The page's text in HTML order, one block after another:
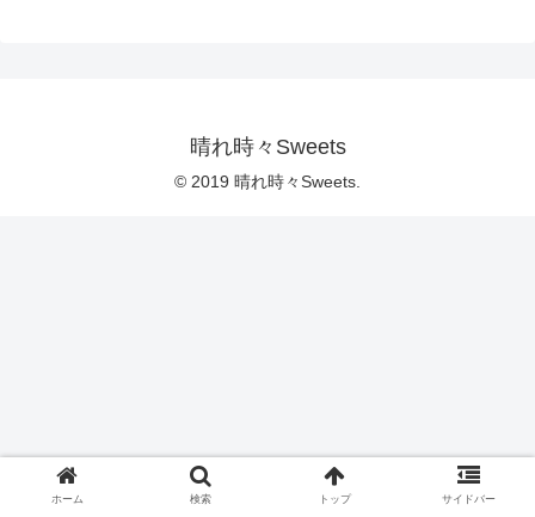
晴れ時々Sweets
© 2019 晴れ時々Sweets.
ホーム 検索 トップ サイドバー